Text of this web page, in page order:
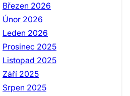
Březen 2026
Únor 2026
Leden 2026
Prosinec 2025
Listopad 2025
Září 2025
Srpen 2025